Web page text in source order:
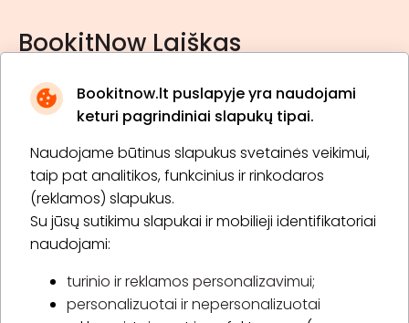
Bookitnow.lt puslapyje yra naudojami
keturi pagrindiniai slapukų tipai.
Naudojame būtinus slapukus svetainės veikimui,
taip pat analitikos, funkcinius ir rinkodaros
(reklamos) slapukus.
Su jūsų sutikimu slapukai ir mobilieji identifikatoriai
naudojami:
turinio ir reklamos personalizavimui;
personalizuotai ir nepersonalizuotai
BookitNow Laiškas
* Susipažinau su privatumo politika
Prenumeruoti
Apie „BookitNow“